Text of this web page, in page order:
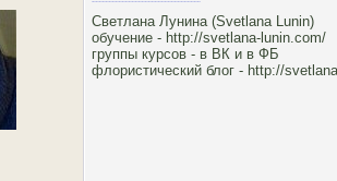
Светлана Лунина (Svetlana Lunin)
обучение - http://svetlana-lunin.com/
группы курсов - в ВК и в ФБ
флористический блог - http://